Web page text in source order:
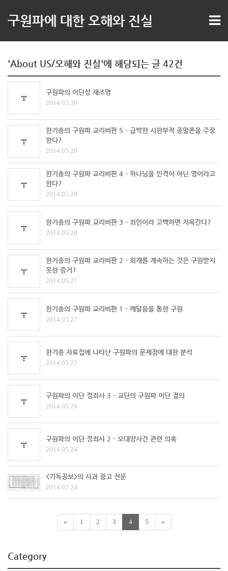
구원파에 대한 오해와 진실
'About US/오해와 진실'에 해당되는 글 42건
구원파의 이단성 재조명
2014.05.30
한기총의 구원파 교리비판 5 - 급박한 시한부적 종말론을 주장
한다?
2014.05.28
한기총의 구원파 교리비판 4 - 하나님을 인격이 아닌 영이라고
한다?
2014.05.28
한기총의 구원파 교리비판 3 - 죄인이라 고백하면 지옥간다?
2014.05.28
한기총의 구원파 교리비판 2 - 회개를 계속하는 것은 구원받지
못한 증거?
2014.05.27
한기총의 구원파 교리비판 1 - 깨달음을 통한 구원
2014.05.27
한기총 자료집에 나타난 구원파의 문제점에 대한 분석
2014.05.25
구원파의 이단 정죄사 3 - 교단의 구원파 이단 결의
2014.05.24
구원파의 이단 정죄사 2 - 오대양사건 관련 의혹
2014.05.24
<기독공보>의 사과 광고 전문
2014.05.24
« 1 2 3 4 5 »
Category